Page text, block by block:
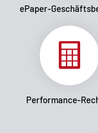
ePaper-
Performance-